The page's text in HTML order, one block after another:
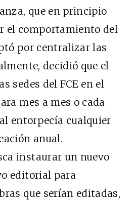
que en principio
el comportamiento del
por centralizar las
decidió que el
sedes del FCE en el
mes a mes o cada
entorpecía cualquier
anual.
instaurar un nuevo
editorial para
que serían editadas,